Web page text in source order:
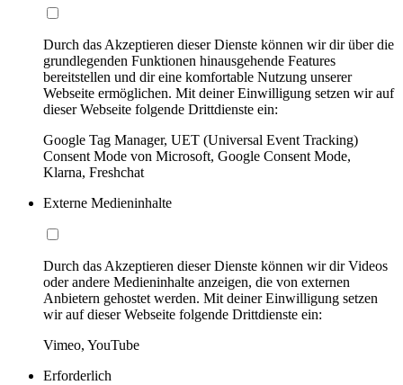
Durch das Akzeptieren dieser Dienste können wir dir über die
grundlegenden Funktionen hinausgehende Features
bereitstellen und dir eine komfortable Nutzung unserer
Webseite ermöglichen. Mit deiner Einwilligung setzen wir auf
dieser Webseite folgende Drittdienste ein:
Google Tag Manager, UET (Universal Event Tracking)
Consent Mode von Microsoft, Google Consent Mode,
Klarna, Freshchat
Externe Medieninhalte
Durch das Akzeptieren dieser Dienste können wir dir Videos
oder andere Medieninhalte anzeigen, die von externen
Anbietern gehostet werden. Mit deiner Einwilligung setzen
wir auf dieser Webseite folgende Drittdienste ein:
Vimeo, YouTube
Erforderlich